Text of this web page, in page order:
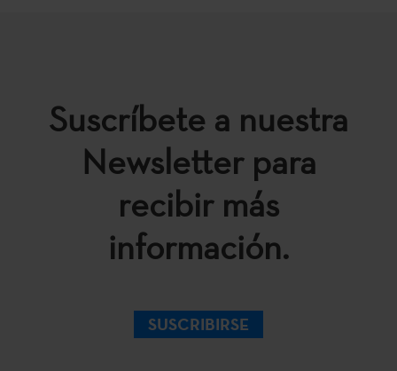
Suscríbete a nuestra
Newsletter para
recibir más
información.
SUSCRIBIRSE